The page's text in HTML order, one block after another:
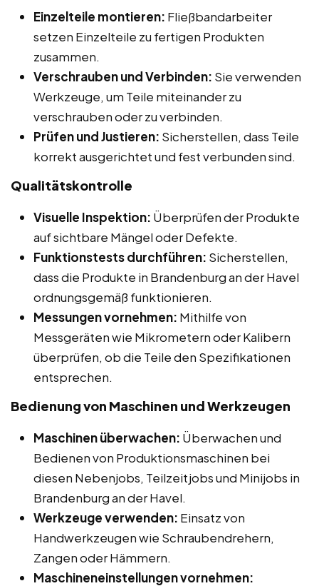
Einzelteile montieren: Fließbandarbeiter
setzen Einzelteile zu fertigen Produkten
zusammen.
Verschrauben und Verbinden: Sie verwenden
Werkzeuge, um Teile miteinander zu
verschrauben oder zu verbinden.
Prüfen und Justieren: Sicherstellen, dass Teile
korrekt ausgerichtet und fest verbunden sind.
Qualitätskontrolle
Visuelle Inspektion: Überprüfen der Produkte
auf sichtbare Mängel oder Defekte.
Funktionstests durchführen: Sicherstellen,
dass die Produkte in Brandenburg an der Havel
ordnungsgemäß funktionieren.
Messungen vornehmen: Mithilfe von
Messgeräten wie Mikrometern oder Kalibern
überprüfen, ob die Teile den Spezifikationen
entsprechen.
Bedienung von Maschinen und Werkzeugen
Maschinen überwachen: Überwachen und
Bedienen von Produktionsmaschinen bei
diesen Nebenjobs, Teilzeitjobs und Minijobs in
Brandenburg an der Havel.
Werkzeuge verwenden: Einsatz von
Handwerkzeugen wie Schraubendrehern,
Zangen oder Hämmern.
Maschineneinstellungen vornehmen: